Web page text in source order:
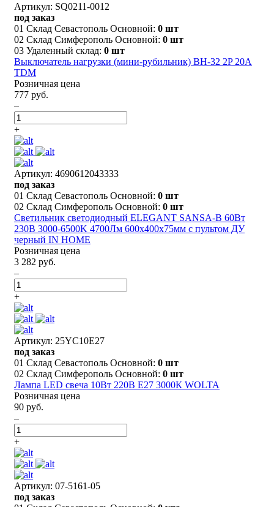
Артикул: SQ0211-0012
под заказ
01 Склад Севастополь Основной: 0 шт
02 Склад Симферополь Основной: 0 шт
03 Удаленный склад: 0 шт
Выключатель нагрузки (мини-рубильник) ВН-32 2P 20A
TDM
Розничная цена
777 руб.
–
+
Артикул: 4690612043333
под заказ
01 Склад Севастополь Основной: 0 шт
02 Склад Симферополь Основной: 0 шт
Светильник светодиодный ELEGANT SANSA-B 60Вт
230В 3000-6500K 4700Лм 600х400х75мм c пультом ДУ
черный IN HOME
Розничная цена
3 282 руб.
–
+
Артикул: 25YC10E27
под заказ
01 Склад Севастополь Основной: 0 шт
02 Склад Симферополь Основной: 0 шт
Лампа LED свеча 10Вт 220В E27 3000К WOLTA
Розничная цена
90 руб.
–
+
Артикул: 07-5161-05
под заказ